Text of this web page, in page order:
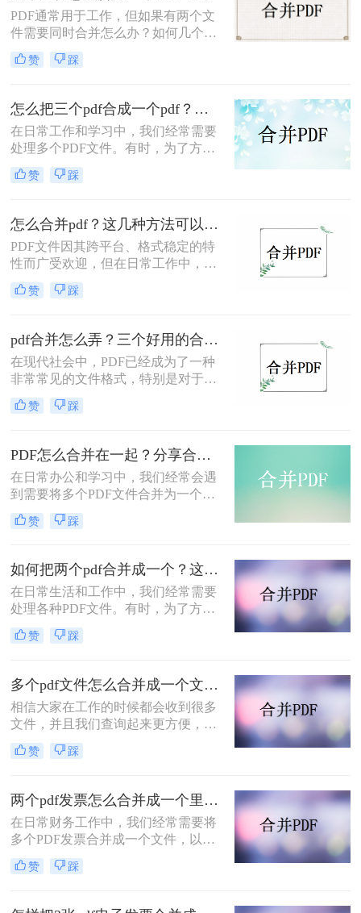
PDF通常用于工作，但如果有两个文
件需要同时合并怎么办？如何几个文
件怎么合成一个PDF？如果你想将多
个PDF文件合并成一个PDF文件，那
我想与大家分享PDF合并的方法技
巧。
赞 踩
怎么把三个pdf合成一个pdf？教你三招轻松摆平！
在日常工作和学习中，我们经常需要
处理多个PDF文件。有时，为了方便
查阅和分享，我们可能希望将这些
PDF文件合并成一个。下面将详细介
你更好地整理和管理文件。
赞 踩
怎么合并pdf？这几种方法可以帮到你！
​PDF文件因其跨平台、格式稳定的特
性而广受欢迎，但在日常工作中，我
们可能需要将多个PDF文件合并为一
个，以便于查阅和分享。那么怎么合
的PDF合并方法，帮助您轻松实现
PDF文件的合并。
赞 踩
pdf合并怎么弄？三个好用的合并方法分享！
在现代社会中，PDF已经成为了一种
非常常见的文件格式，特别是对于需
要保持文件格式不变的场合，PDF非
常有用。而对于一些需要合并多个
么PDF合并怎么弄呢？下面将为大家
介绍三种方法，帮助大家快速、方便
地解决这个问题。
赞 踩
PDF怎么合并在一起？分享合并PDF的三个方法！
在日常办公和学习中，我们经常会遇
到需要将多个PDF文件合并为一个文
件的情况。无论是为了方便查阅、节
省存储空间还是其他需求，合并PDF
PDF怎么合并在一起呢？本文将为您
介绍几种常见的合并PDF文件的方
法，帮助您轻松完成这项任务。
赞 踩
如何把两个pdf合并成一个？这两个方法就够用啦!
在日常生活和工作中，我们经常需要
处理各种PDF文件。有时，为了方便
查阅或存档，我们可能希望将多个
PDF文件合并成一个。本文将详细介
者轻松实现这一需求。
赞 踩
多个pdf文件怎么合并成一个文件？教你二招轻松摆平！
相信大家在工作的时候都会收到很多
文件，并且我们查询起来更方便，对
某些文件进行了综合和归纳，因此，
当某些同类文件PDF文档希望将它们
工作是有益的，工作效率也会大大提
高，所以，怎样才能把多个PDF文件
迅速合并为一个PDF文件？今日小编
推荐一种非常有效的合并多个pdf文档
方法，帮助您快速实现多个pdf文件怎
么合并成一个文件！
赞 踩
两个pdf发票怎么合并成一个里面？分享合并pdf的二个方法！
在日常财务工作中，我们经常需要将
多个PDF发票合并成一个文件，以便
于管理和归档。那么两个PDF发票怎
么合并成一个里面呢？下面将介绍两
个PDF发票合并成一个文件。
赞 踩